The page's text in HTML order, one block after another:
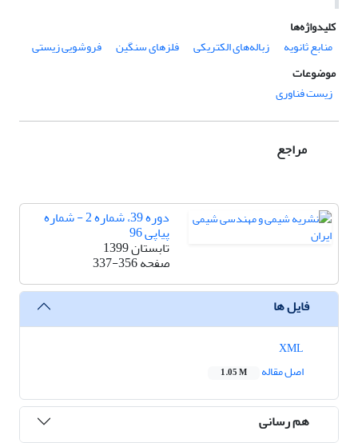
کلیدواژه‌ها
منابع ثانویه
زباله‌های الکتریکی فلزهای سنگین
فروشویی زیستی
موضوعات
زیست فناوری
مراجع
دوره 39، شماره 2 - شماره
پیاپی 96
تابستان 1399
صفحه337-356
فایل ها
اصل مقاله
1.05 M
هم رسانی